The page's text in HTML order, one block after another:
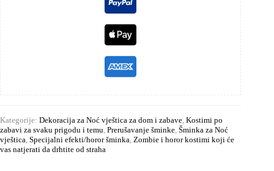
Kategorije: Dekoracija za Noć vještica za dom i zabave, Kostimi po
zabavi za svaku prigodu i temu, Prerušavanje šminke, Šminka za Noć
vještica, Specijalni efekti/horor šminka, Zombie i horor kostimi koji će
vas natjerati da drhtite od straha